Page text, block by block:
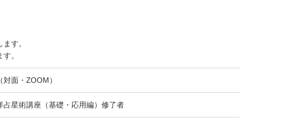
す。
。
面・ZOOM）
星術講座（基礎・応用編）修了者